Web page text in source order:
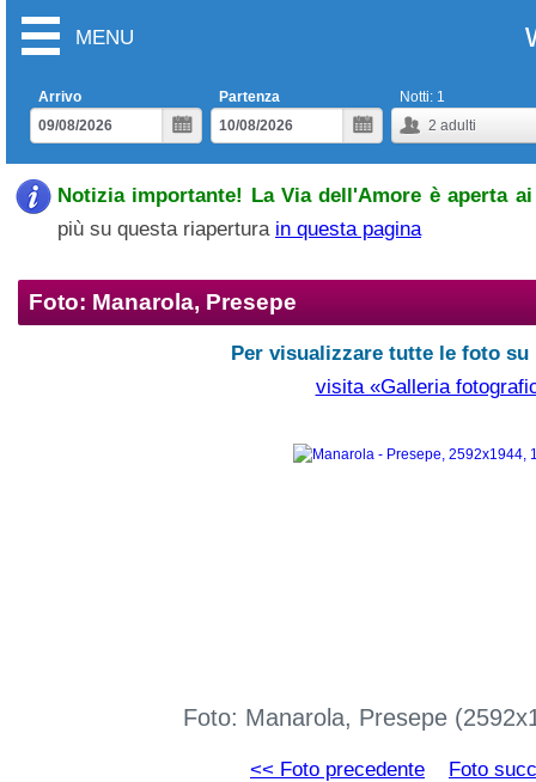
MENU
Arrivo
Partenza
2 adulti
Notti: 1
Notizia importante! La Via dell'Amore è aperta
più su questa riapertura in questa pagina
Foto: Manarola, Presepe
Per visualizzare tutte le foto su
visita «Galleria
Foto: Manarola, Presepe
<< Foto precedente Foto